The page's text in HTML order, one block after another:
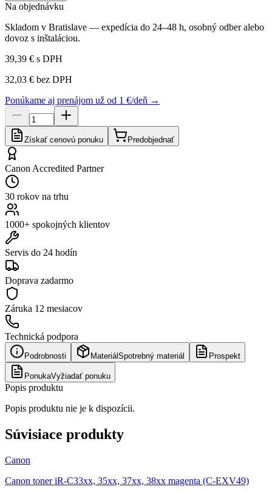
Na objednávku
Skladom v Bratislave — expedícia do 24–48 h, osobný odber alebo
dovoz s inštaláciou.
39,39 € s DPH
32,03 € bez DPH
Ponúkame aj prenájom už od 1 €/deň →
Získať cenovú ponuku Predobjednať
Canon Accredited Partner
30 rokov na trhu
1000+ spokojných klientov
Servis do 24 hodín
Doprava zadarmo
Záruka 12 mesiacov
Technická podpora
Podrobnosti Materiál Spotrebný materiál Prospekt
PonukaVyžiadať ponuku
Popis produktu
Popis produktu nie je k dispozícii.
Súvisiace produkty
Canon
Canon toner iR-C33xx, 35xx, 37xx, 38xx magenta (C-EXV49)